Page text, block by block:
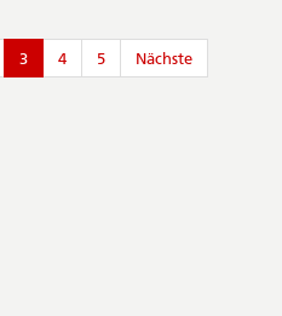
3 4 5
Nächste